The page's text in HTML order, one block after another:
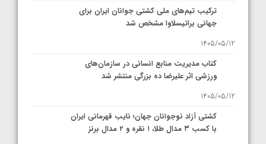
ترکیب تیم‌های ملی کشتی جوانان ایران برای
جهانی براتیسلاوا مشخص شد
1405/05/12
کتاب مدیریت منابع انسانی در سازمان‌های
ورزشی اثر علیرضا ده بزرگی منتشر شد
1405/05/12
کشتی آزاد نوجوانان جهان؛ نایب قهرمانی ایران
با کسب ۳ مدال طلا، ۱ نقره و ۲ مدال برنز